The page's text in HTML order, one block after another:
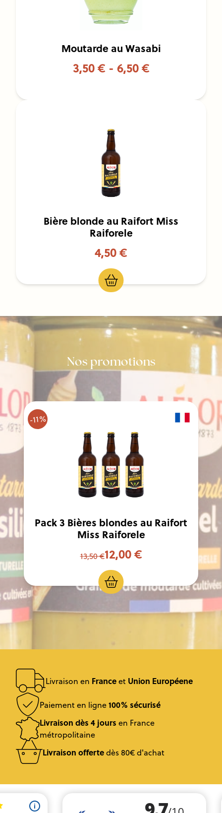
Moutarde au Wasabi
3,50 € - 6,50 €
Bière blonde au Raifort Miss
Raiforele
4,50 €
Nos promotions
-11%
Pack 3 Bières blondes au Raifort
Miss Raiforele
13,50 €12,00 €
Livraison en Franceet Union Européene
Paiement en ligne100% sécurisé
Livraison dès 4 jours en France
métropolitaine
Livraison offertedès 80€ d'achat